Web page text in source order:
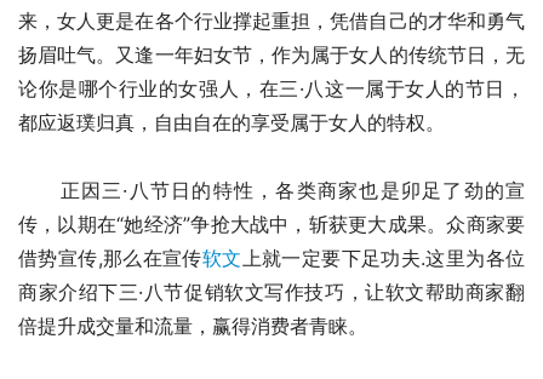
来，女人更是在各个行业撑起重担，凭借自己的才华和勇气
扬眉吐气。又逢一年妇女节，作为属于女人的传统节日，无
论你是哪个行业的女强人，在三·八这一属于女人的节日，
都应返璞归真，自由自在的享受属于女人的特权。
正因三·八节日的特性，各类商家也是卯足了劲的宣
传，以期在“她经济”争抢大战中，斩获更大成果。众商家要
借势宣传,那么在宣传软文 上就一定要下足功夫.这里为各位
商家介绍下三·八节促销软文写作技巧，让软文帮助商家翻
倍提升成交量和流量，赢得消费者青睐。